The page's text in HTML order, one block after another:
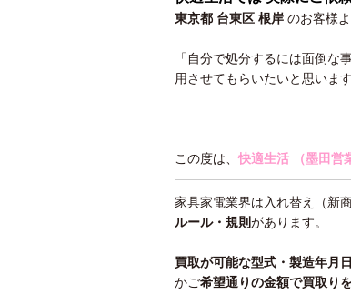
東京都 台東区 根岸 のお客様
「自分で処分するには面倒な
用させてもらいたいと思います
この度は、快適生活 （墨田営
家具家電業界は入れ替え（新
ルール・規則があります。
買取が可能な型式・製造年月日
かご希望通りの金額で買取り